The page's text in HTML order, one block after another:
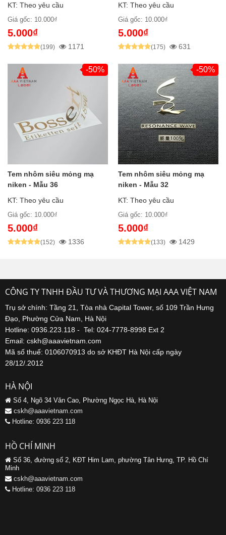
KT: Theo yêu cầu
Giá gốc: 10.000₫
5.000₫
(199) 1171
KT: Theo yêu cầu
Giá gốc: 10.000₫
5.000₫
(175) 631
-50%
Tem nhôm siêu mỏng mạ
niken - Mẫu 36
KT: Theo yêu cầu
Giá gốc: 10.000₫
5.000₫
(152) 1336
-50%
Tem nhôm siêu mỏng mạ
niken - Mẫu 32
KT: Theo yêu cầu
Giá gốc: 10.000₫
5.000₫
(133) 1429
CÔNG TY TNHH ĐẦU TƯ VÀ THƯƠNG MẠI AAA VIỆT NAM
Trụ sở chính: Tầng 21, Tòa nhà Capital Tower, số 109 Trần Hưng
Đạo, Phường Cửa Nam, Hà Nội
Hotline: 0936.223.118 - Tel: 024-7778-8998 Ext 2
Email: cskh@aaavietnam.com
Mã số thuế: 0106070913 do sở KHĐT Hà Nội cấp ngày
28/12/.2012
HÀ NỘI
Số 4, Ngõ 34 Văn Cao, Phường Ngọc Hà, Hà Nội
cskh@aaavietnam.com
Hotline: 0936 223 118
HỒ CHÍ MINH
Số 36, đường số 2, KĐT Him Lam, phường Tân Hưng, TP. Hồ Chí
Minh
cskh@aaavietnam.com
Hotline: 0936 223 118